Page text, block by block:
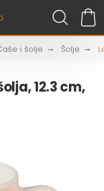
i šolje Šolje
12.3 cm,